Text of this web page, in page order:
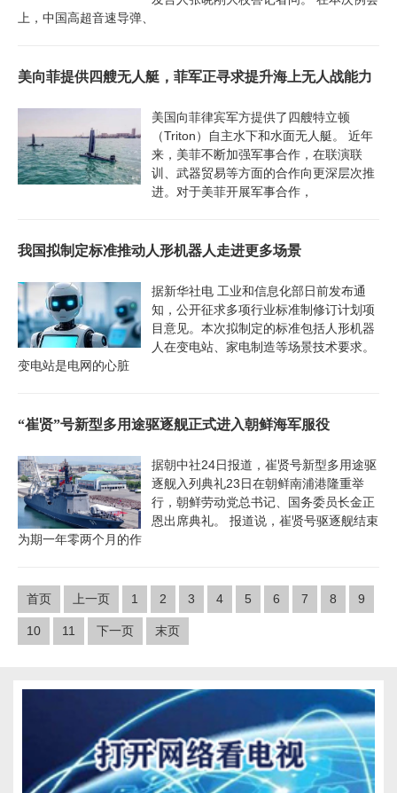
上，中国高超音速导弹、
美向菲提供四艘无人艇，菲军正寻求提升海上无人战能力
美国向菲律宾军方提供了四艘特立顿
（Triton）自主水下和水面无人艇。 近年
来，美菲不断加强军事合作，在联演联
训、武器贸易等方面的合作向更深层次推
进。对于美菲开展军事合作，
我国拟制定标准推动人形机器人走进更多场景
据新华社电 工业和信息化部日前发布通
知，公开征求多项行业标准制修订计划项
目意见。本次拟制定的标准包括人形机器
人在变电站、家电制造等场景技术要求。
变电站是电网的心脏
“崔贤”号新型多用途驱逐舰正式进入朝鲜海军服役
据朝中社24日报道，崔贤号新型多用途驱
逐舰入列典礼23日在朝鲜南浦港隆重举
行，朝鲜劳动党总书记、国务委员长金正
恩出席典礼。 报道说，崔贤号驱逐舰结束
为期一年零两个月的作
首页 上一页 1 2 3 4 5 6 7 8 9
10 11 下一页 末页